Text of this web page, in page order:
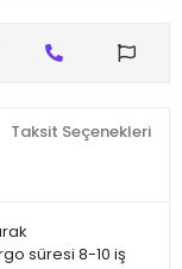
Taksit Seçenekleri
süresi 8-10 iş